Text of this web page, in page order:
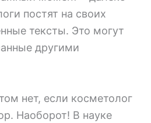
постят на своих
тексты. Это могут
другими
нет, если косметолог
Наоборот! В науке